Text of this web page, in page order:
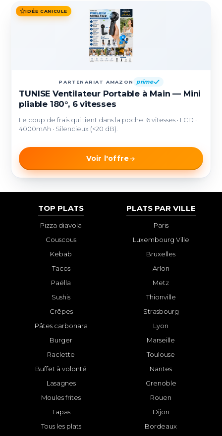
IDÉE CANICULE
PARTENARIAT AMAZON prime
TUNISE Ventilateur Portable à Main — Mini
pliable 180°, 6 vitesses
Le coup de frais qui tient dans la poche. 6 vitesses · LCD ·
4000mAh · Silencieux (<20 dB).
Voir l'offre
TOP PLATS
Pizza diavola
Couscous
Kebab
Tacos
Paëlla
Sushis
Crêpes
Pâtes carbonara
Burger
Raclette
Buffet à volonté
Lasagnes
Moules frites
Tapas
Tous les plats
PLATS PAR VILLE
Paris
Luxembourg Ville
Bruxelles
Arlon
Metz
Thionville
Strasbourg
Lyon
Marseille
Toulouse
Nantes
Grenoble
Rouen
Dijon
Bordeaux